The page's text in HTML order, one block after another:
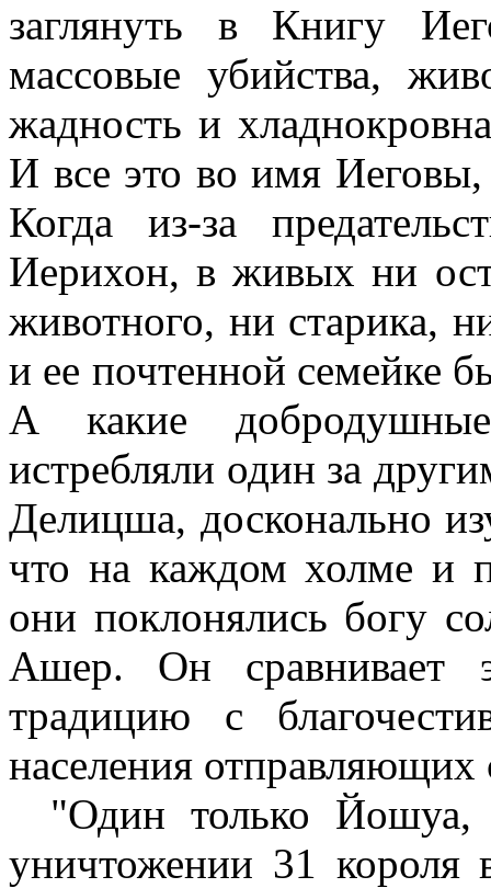
заглянуть в Книгу
массовые убийства,
жадность и
И все это во имя
Когда из-за
Иерихон, в живых ни
животного, ни старика,
и ее почтенной семейке
А какие
истребляли один за
Делицша, досконально
что на каждом холме и
они поклонялись богу
Ашер. Он сравнивает
традицию с
населения
"Один только
уничтожении 31